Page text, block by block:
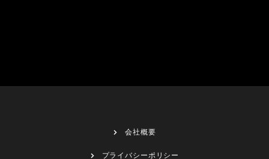
会社概要
プライバシーポリシー